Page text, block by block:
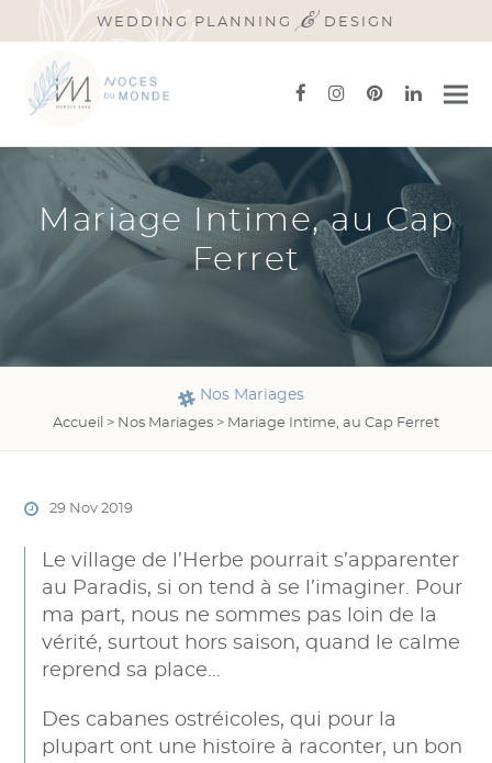
WEDDING PLANNING & DESIGN
facebook
instagram
pinterest
Mariage Intime, au Cap
Ferret
Nos Mariages
Accueil > Nos Mariages > Mariage Intime, au Cap Ferret
29 Nov 2019
Le village de l’Herbe pourrait s’apparenter
au Paradis, si on tend à se l’imaginer. Pour
ma part, nous ne sommes pas loin de la
vérité, surtout hors saison, quand le calme
reprend sa place…
Des cabanes ostréicoles, qui pour la
plupart ont une histoire à raconter, un bon